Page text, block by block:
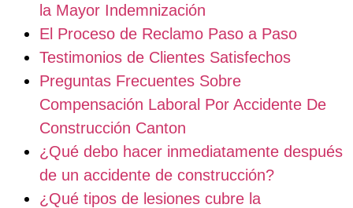
la Mayor Indemnización
El Proceso de Reclamo Paso a Paso
Testimonios de Clientes Satisfechos
Preguntas Frecuentes Sobre
Compensación Laboral Por Accidente De
Construcción Canton
¿Qué debo hacer inmediatamente después
de un accidente de construcción?
¿Qué tipos de lesiones cubre la